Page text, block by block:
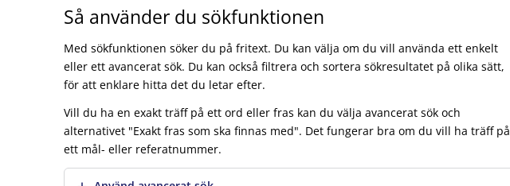
Så använder du sökfunktionen
Med sökfunktionen söker du på fritext. Du kan välja om du vill använda ett enkelt
eller ett avancerat sök. Du kan också filtrera och sortera sökresultatet på olika sätt,
för att enklare hitta det du letar efter.
Vill du ha en exakt träff på ett ord eller fras kan du välja avancerat sök och
alternativet "Exakt fras som ska finnas med". Det fungerar bra om du vill ha träff på
ett mål- eller referatnummer.